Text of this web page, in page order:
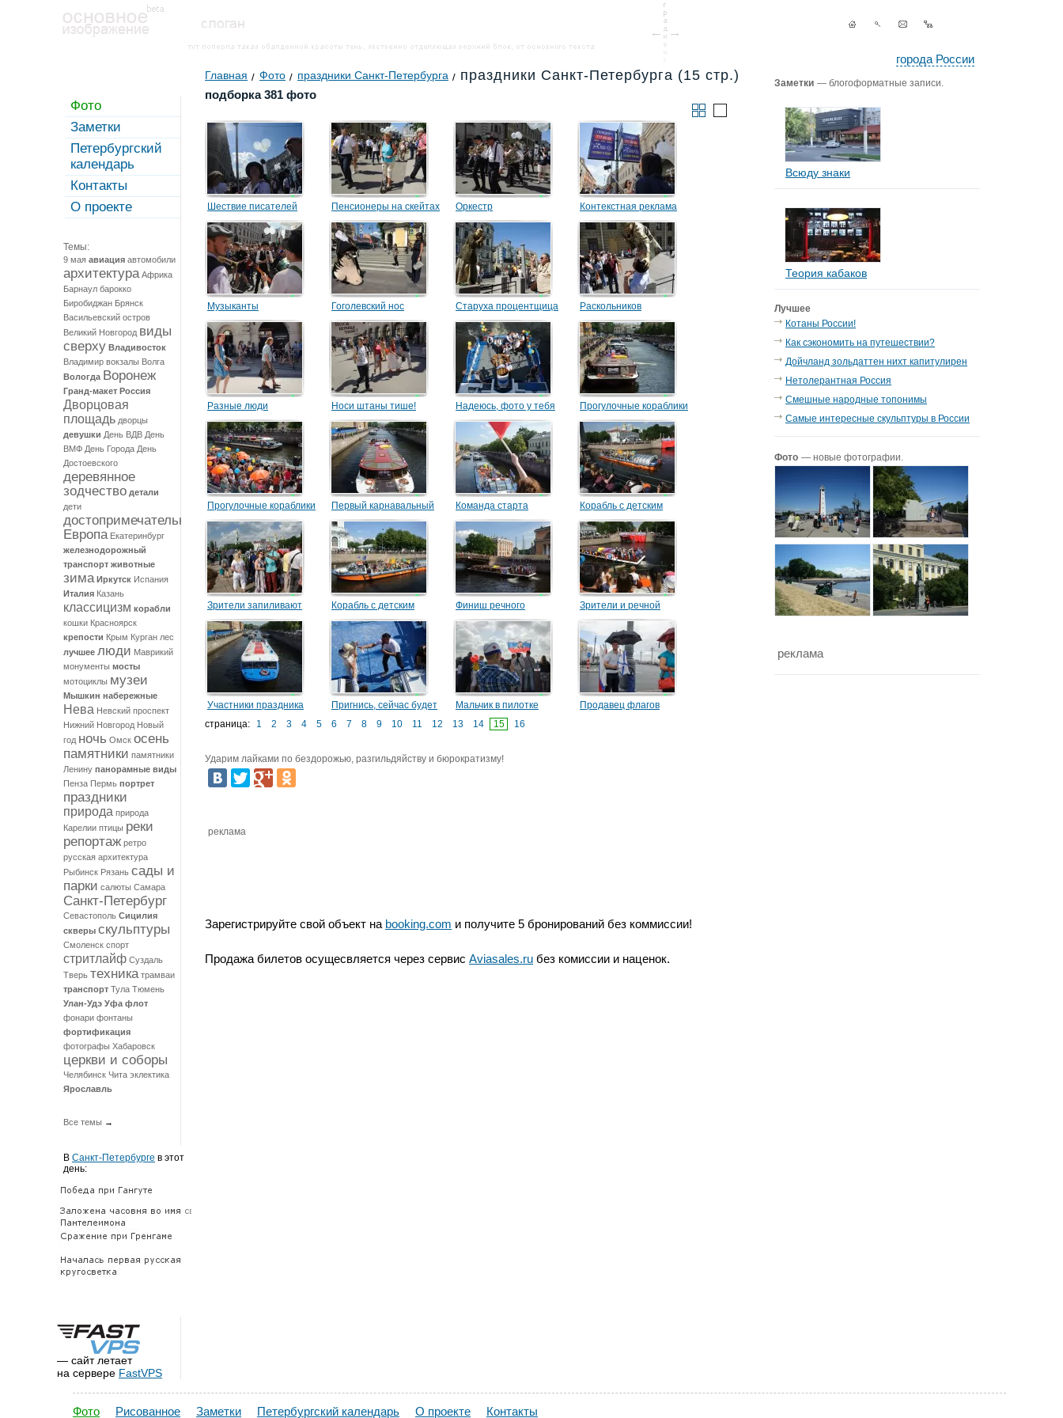
города России
Фото
Заметки
Петербургский
календарь
Контакты
О проекте
Темы:
9 мая авиация автомобили
архитектура Африка
Барнаул барокко
Биробиджан Брянск
Васильевский остров
Великий Новгород виды
сверху Владивосток
Владимир вокзалы Волга
Вологда Воронеж
Гранд-макет Россия
Дворцовая
площадь дворцы
девушки День ВДВ День
ВМФ День Города День
Достоевского
деревянное
зодчество детали
дети
достопримечательности
Европа Екатеринбург
железнодорожный
транспорт животные
зима Иркутск Испания
Италия Казань
классицизм корабли
кошки Красноярск
крепости Крым Курган лес
лучшее люди Маврикий
монументы мосты
мотоциклы музеи
Мышкин набережные
Нева Невский проспект
Нижний Новгород Новый
год ночь Омск осень
памятники памятники
Ленину панорамные виды
Пенза Пермь портрет
праздники
природа природа
Карелии птицы реки
репортаж ретро
русская архитектура
Рыбинск Рязань сады и
парки салюты Самара
Санкт-Петербург
Севастополь Сицилия
скверы скульптуры
Смоленск спорт
стритлайф Суздаль
Тверь техника трамваи
транспорт Тула Тюмень
Улан-Удэ Уфа флот
фонари фонтаны
фортификация
фотографы Хабаровск
церкви и соборы
Челябинск Чита эклектика
Ярославль
Все темы →
В Санкт-Петербурге в этот
день:
— сайт летает
на сервере FastVPS
Главная Фото праздники Санкт-Петербурга праздники Санкт-Петербурга (15 стр.)
подборка 381 фото
Шествие писателей Пенсионеры на скейтах Оркестр Контекстная реклама
Музыканты Гоголевский нос Старуха процентщица Раскольников
Разные люди Носи штаны тише!
Надеюсь, фото у тебя
получится!
Прогулочные кораблики
перед карнавалом
Прогулочные кораблики
на Крюковом канале
Первый карнавальный
корабль
Команда старта
Корабль с детским
ансамблем
Зрители запиливают
селфи
Корабль с детским
ансамблем у Николы
Морского
Финиш речного
карнавала
Зрители и речной
карнавал
Участники праздника
Пригнись, сейчас будет
мост!
Мальчик в пилотке
Продавец флагов
страница:
1 2 3 4 5 6 7 8 9 10 11 12 13 14 15 16
Ударим лайками по бездорожью, разгильдяйству и бюрократизму!
реклама
Зарегистрируйте свой объект на booking.com и получите 5 бронирований без коммиссии!
Продажа билетов осущесвляется через сервис Aviasales.ru без комиссии и наценок.
Заметки — блогоформатные записи.
Всюду знаки
Теория кабаков
Лучшее
Котаны России!
Как сэкономить на путешествии?
Дойчланд зольдаттен нихт капитулирен
Нетолерантная Россия
Смешные народные топонимы
Самые интересные скульптуры в России
Фото — новые фотографии.
реклама
Фото Рисованное Заметки Петербургский календарь О проекте Контакты